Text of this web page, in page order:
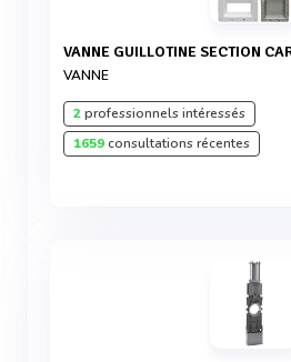
VANNE GUILLOTINE SECTION
VANNE
2professionnels intéressés
1659consultations récentes